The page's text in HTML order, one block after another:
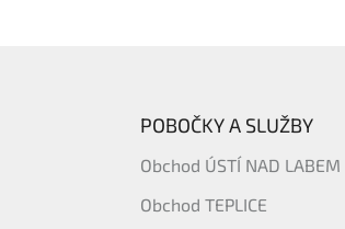
POBOČKY A SLUŽBY
Obchod ÚSTÍ NAD LABEM
Obchod TEPLICE